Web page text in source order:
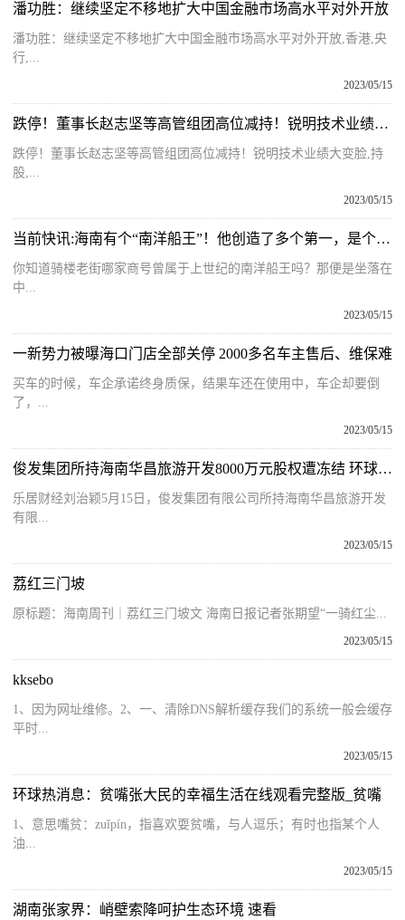
潘功胜：继续坚定不移地扩大中国金融市场高水平对外开放
潘功胜：继续坚定不移地扩大中国金融市场高水平对外开放,香港,央
行,...
2023/05/15
跌停！董事长赵志坚等高管组团高位减持！锐明技术业绩大变脸
跌停！董事长赵志坚等高管组团高位减持！锐明技术业绩大变脸,持
股,...
2023/05/15
当前快讯:海南有个“南洋船王”！他创造了多个第一，是个传奇人物……
你知道骑楼老街哪家商号曾属于上世纪的南洋船王吗？那便是坐落在
中...
2023/05/15
一新势力被曝海口门店全部关停 2000多名车主售后、维保难
买车的时候，车企承诺终身质保，结果车还在使用中，车企却要倒
了，...
2023/05/15
俊发集团所持海南华昌旅游开发8000万元股权遭冻结 环球快资讯
乐居财经刘治颖5月15日，俊发集团有限公司所持海南华昌旅游开发
有限...
2023/05/15
荔红三门坡
原标题：海南周刊｜荔红三门坡文 海南日报记者张期望“一骑红尘...
2023/05/15
kksebo
1、因为网址维修。2、一、清除DNS解析缓存我们的系统一般会缓存
平时...
2023/05/15
环球热消息：贫嘴张大民的幸福生活在线观看完整版_贫嘴
1、意思嘴贫：zuǐpín，指喜欢耍贫嘴，与人逗乐；有时也指某个人
油...
2023/05/15
湖南张家界：峭壁索降呵护生态环境 速看